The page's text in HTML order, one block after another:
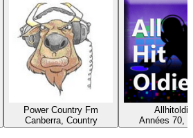
Power Country Fm
Canberra, Country
Années 70,